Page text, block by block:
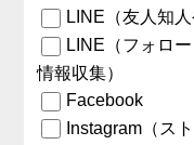
LINE（友人知
LINE（フォロ
情報収集）
Facebook
Instagram（ス